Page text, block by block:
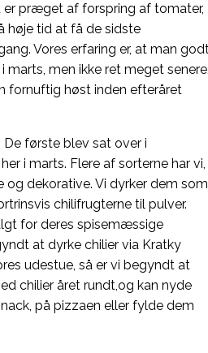
er præget af forspring af tomater,
høje tid at få de sidste
Vores erfaring er, at man
marts, men ikke ret meget
fornuftig høst inden efteråret
De første blev sat over i
i marts. Flere af sorterne har vi,
og dekorative. Vi dyrker dem som
chilifrugterne til pulver.
for deres spisemæssige
at dyrke chilier via Kratky
udestue, så er vi begyndt at
chilier året rundt,og kan nyde
på pizzaen eller fylde dem